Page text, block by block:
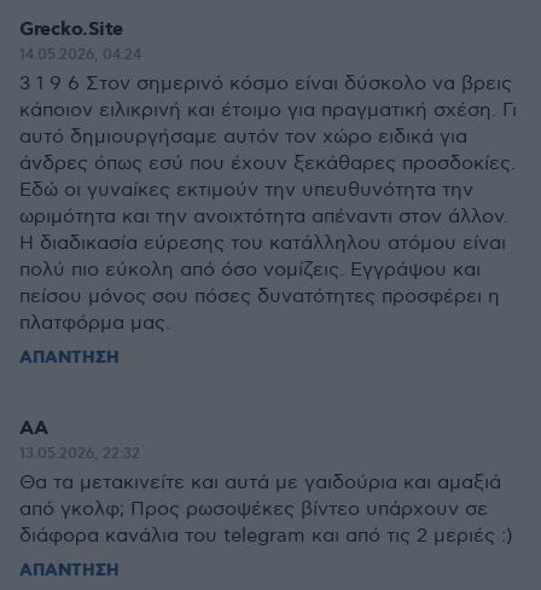
Grecko.Site
14.05.2026, 04:24
3 1 9 6 Στον σημερινό κόσμο είναι δύσκολο να βρεις
κάποιον ειλικρινή και έτοιμο για πραγματική σχέση. Γι
αυτό δημιουργήσαμε αυτόν τον χώρο ειδικά για
άνδρες όπως εσύ που έχουν ξεκάθαρες προσδοκίες.
Εδώ οι γυναίκες εκτιμούν την υπευθυνότητα την
ωριμότητα και την ανοιχτότητα απέναντι στον άλλον.
Η διαδικασία εύρεσης του κατάλληλου ατόμου είναι
πολύ πιο εύκολη από όσο νομίζεις. Εγγράψου και
πείσου μόνος σου πόσες δυνατότητες προσφέρει η
πλατφόρμα μας.
ΑΠΑΝΤΗΣΗ
AA
13.05.2026, 22:32
Θα τα μετακινείτε και αυτά με γαιδούρια και αμαξιά
από γκολφ; Προς ρωσοψέκες βίντεο υπάρχουν σε
διάφορα κανάλια του telegram και από τις 2 μεριές :)
ΑΠΑΝΤΗΣΗ